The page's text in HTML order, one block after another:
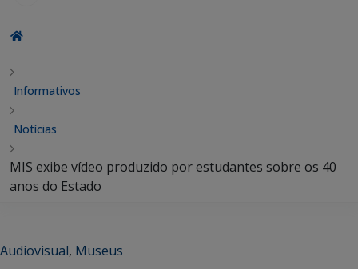
Informativos
Notícias
MIS exibe vídeo produzido por estudantes sobre os 40
anos do Estado
Audiovisual, Museus